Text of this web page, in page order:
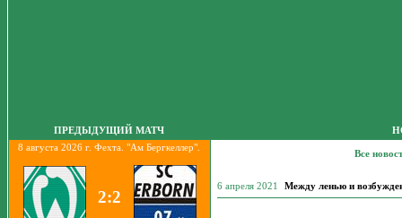
ПРЕДЫДУЩИЙ МАТЧ
8 августа 2026 г. Фехта. "Ам Бергкеллер".
2:2
Все
6 апреля 2021 Между ленью и